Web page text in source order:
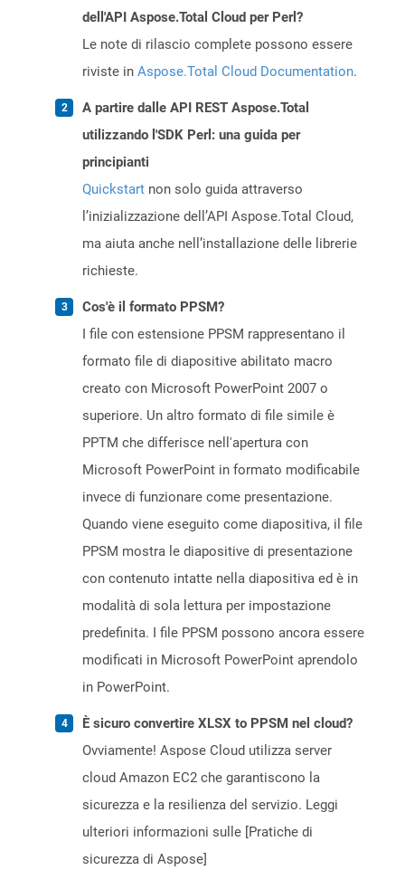
dell'API Aspose.Total Cloud per Perl?
Le note di rilascio complete possono essere
riviste in Aspose.Total Cloud Documentation.
A partire dalle API REST Aspose.Total
utilizzando l'SDK Perl: una guida per
principianti
Quickstart non solo guida attraverso
l’inizializzazione dell’API Aspose.Total Cloud,
ma aiuta anche nell’installazione delle librerie
richieste.
Cos'è il formato PPSM?
I file con estensione PPSM rappresentano il
formato file di diapositive abilitato macro
creato con Microsoft PowerPoint 2007 o
superiore. Un altro formato di file simile è
PPTM che differisce nell'apertura con
Microsoft PowerPoint in formato modificabile
invece di funzionare come presentazione.
Quando viene eseguito come diapositiva, il file
PPSM mostra le diapositive di presentazione
con contenuto intatte nella diapositiva ed è in
modalità di sola lettura per impostazione
predefinita. I file PPSM possono ancora essere
modificati in Microsoft PowerPoint aprendolo
in PowerPoint.
È sicuro convertire XLSX to PPSM nel cloud?
Ovviamente! Aspose Cloud utilizza server
cloud Amazon EC2 che garantiscono la
sicurezza e la resilienza del servizio. Leggi
ulteriori informazioni sulle [Pratiche di
sicurezza di Aspose]